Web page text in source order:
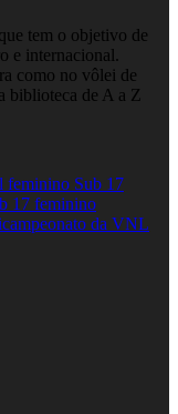
tem o objetivo de
e internacional.
como no vôlei de
biblioteca de A a Z
feminino Sub 17
17 feminino
da VNL